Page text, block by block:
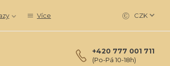
Více CZK
+420 777 001 711
(Po-Pá 10-18h)